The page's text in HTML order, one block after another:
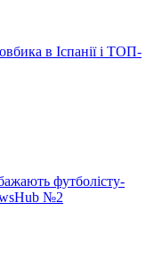
в Іспанії і ТОП-
футболісту-
№2